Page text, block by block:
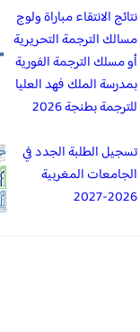
نتائج الانتقاء مباراة ولوج
مسالك الترجمة التحريرية
أو مسلك الترجمة الفورية
بمدرسة الملك فهد العليا
للترجمة بطنجة 2026
تسجيل الطلبة الجدد في
الجامعات المغربية
2026-2027